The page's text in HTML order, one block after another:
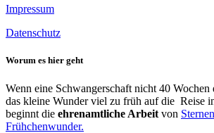
Impressum
Datenschutz
Worum es hier geht
Wenn eine Schwangerschaft nicht 40 Wochen
das kleine Wunder viel zu früh auf die Reise
beginnt die ehrenamtliche Arbeit von
Frühchenwunder.